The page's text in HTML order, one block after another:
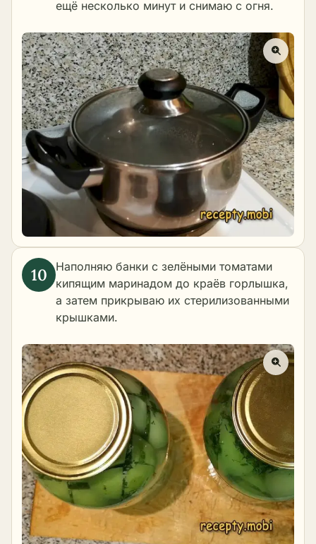
ещё несколько минут и снимаю с огня.
Наполняю банки с зелёными томатами
кипящим маринадом до краёв горлышка,
а затем прикрываю их стерилизованными
крышками.